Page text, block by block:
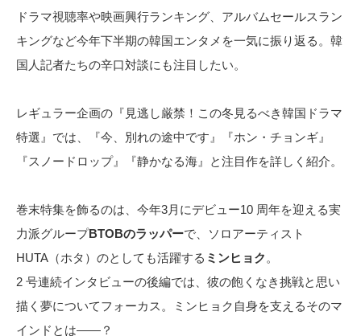
ドラマ視聴率や映画興行ランキング、アルバムセールスラン
キングなど今年下半期の韓国エンタメを一気に振り返る。韓
国人記者たちの辛口対談にも注目したい。
レギュラー企画の『見逃し厳禁！この冬見るべき韓国ドラマ
特選』では、『今、別れの途中です』『ホン・チョンギ』
『スノードロップ』『静かなる海』と注目作を詳しく紹介。
巻末特集を飾るのは、今年3月にデビュー10 周年を迎える実
力派グループBTOBのラッパーで、ソロアーティスト
HUTA（ホタ）のとしても活躍する ミンヒョク 。
2 号連続インタビューの後編では、彼の飽くなき挑戦と思い
描く夢についてフォーカス。ミンヒョク自身を支えるそのマ
インドとは――？